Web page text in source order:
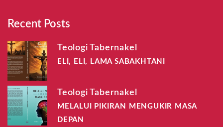
Recent Posts
Teologi Tabernakel
ELI, ELI, LAMA SABAKHTANI
Teologi Tabernakel
MELALUI PIKIRAN MENGUKIR MASA
DEPAN